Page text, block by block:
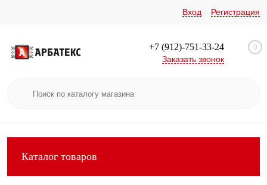
Вход Регистрация
+7 (912)-751-33-24
Заказать звонок
0
Каталог товаров